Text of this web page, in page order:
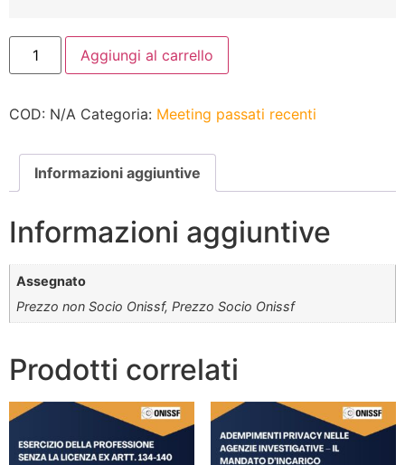
Aggiungi al carrello
COD: N/A Categoria: Meeting passati recenti
Informazioni aggiuntive
Informazioni aggiuntive
Assegnato
Prezzo non Socio Onissf, Prezzo Socio Onissf
Prodotti correlati